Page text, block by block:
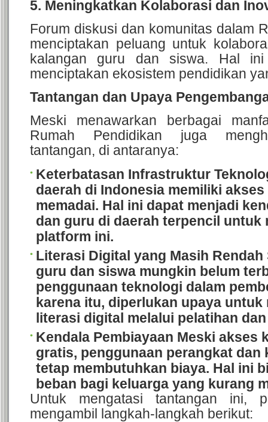
5. Meningkatkan Kolaborasi dan
Forum diskusi dan komunitas dalam
menciptakan peluang untuk
kalangan guru dan siswa. Hal ini
menciptakan ekosistem pendidikan
Tantangan dan Upaya
Meski menawarkan berbagai
Rumah Pendidikan juga
tantangan, di antaranya:
Keterbatasan Infrastruktur
daerah di Indonesia memiliki
memadai. Hal ini dapat menjadi
dan guru di daerah terpencil untuk
platform ini.
Literasi Digital yang Masih Rendah
guru dan siswa mungkin belum
penggunaan teknologi dalam
karena itu, diperlukan upaya untuk
literasi digital melalui pelatihan
Kendala Pembiayaan Meski akses
gratis, penggunaan perangkat dan
tetap membutuhkan biaya. Hal ini
beban bagi keluarga yang kurang
Untuk mengatasi tantangan ini,
mengambil langkah-langkah berikut: